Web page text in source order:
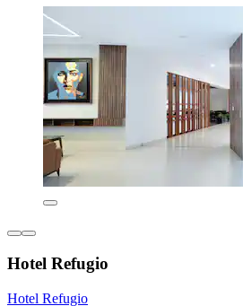
Hotel Refugio
Hotel Refugio